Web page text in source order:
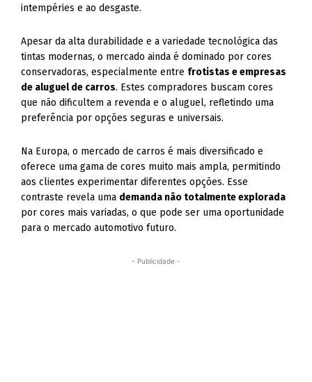
intempéries e ao desgaste.
Apesar da alta durabilidade e a variedade tecnológica das
tintas modernas, o mercado ainda é dominado por cores
conservadoras, especialmente entre frotistas e empresas
de aluguel de carros. Estes compradores buscam cores
que não dificultem a revenda e o aluguel, refletindo uma
preferência por opções seguras e universais.
Na Europa, o mercado de carros é mais diversificado e
oferece uma gama de cores muito mais ampla, permitindo
aos clientes experimentar diferentes opções. Esse
contraste revela uma demanda não totalmente explorada
por cores mais variadas, o que pode ser uma oportunidade
para o mercado automotivo futuro.
- Publicidade -